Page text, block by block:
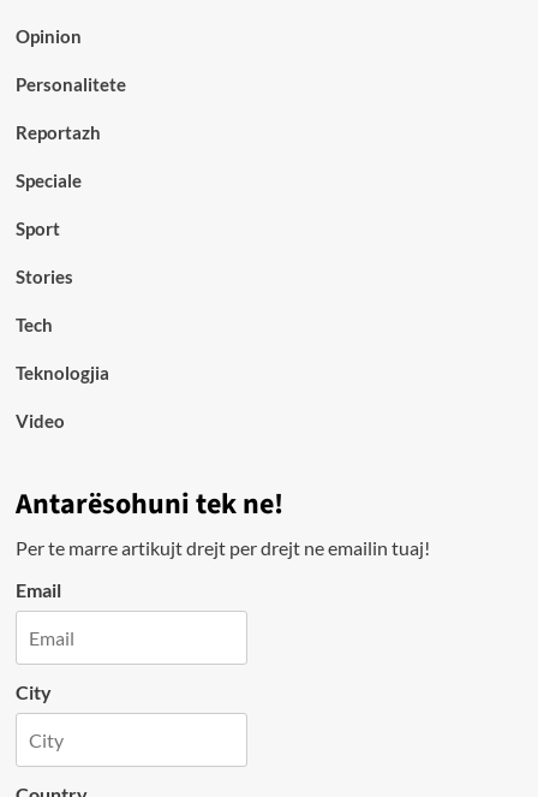
Opinion
Personalitete
Reportazh
Speciale
Sport
Stories
Tech
Teknologjia
Video
Antarësohuni tek ne!
Per te marre artikujt drejt per drejt ne emailin tuaj!
Email
City